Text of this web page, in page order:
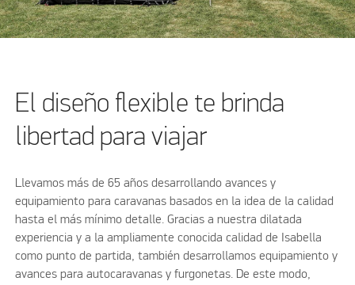
El diseño flexible te brinda
libertad para viajar
Llevamos más de 65 años desarrollando avances y
equipamiento para caravanas basados en la idea de la calidad
hasta el más mínimo detalle. Gracias a nuestra dilatada
experiencia y a la ampliamente conocida calidad de Isabella
como punto de partida, también desarrollamos equipamiento y
avances para autocaravanas y furgonetas. De este modo,